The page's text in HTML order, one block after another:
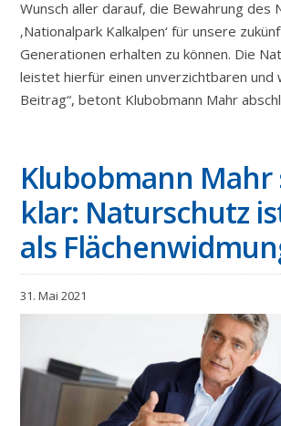
Wunsch aller darauf, die Bewahrung des
‚Nationalpark Kalkalpen‘ für unsere
Generationen erhalten zu können. Die
leistet hierfür einen unverzichtbaren und
Beitrag“, betont Klubobmann Mahr
Klubobmann
klar: Naturschutz
als
31. Mai 2021